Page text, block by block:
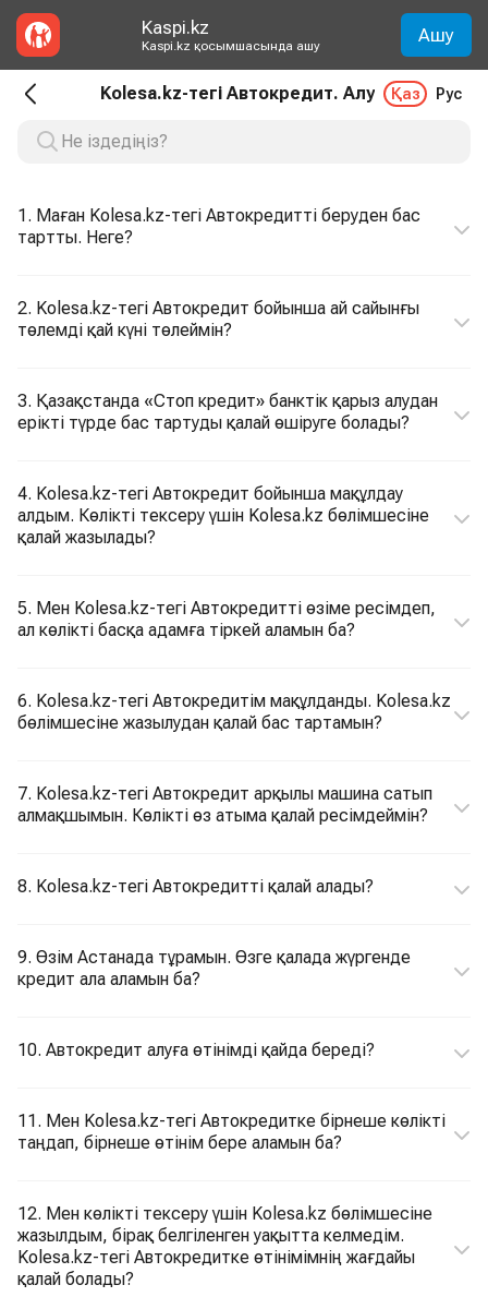
Kaspi.kz
Kaspi.kz қосымшасында ашу Ашу
Kolesa.kz-тегі Автокредит. Алу Қаз Рус
1. Маған Kolesa.kz-тегі Автокредитті беруден бас
тартты. Неге?
2. Kolesa.kz-тегі Автокредит бойынша ай сайынғы
төлемді қай күні төлеймін?
3. Қазақстанда «Стоп кредит» банктік қарыз алудан
ерікті түрде бас тартуды қалай өшіруге болады?
4. Kolesa.kz-тегі Автокредит бойынша мақұлдау
алдым. Көлікті тексеру үшін Kolesa.kz бөлімшесіне
қалай жазылады?
5. Мен Kolesa.kz-тегі Автокредитті өзіме ресімдеп,
ал көлікті басқа адамға тіркей аламын ба?
6. Kolesa.kz-тегі Автокредитім мақұлданды. Kolesa.kz
бөлімшесіне жазылудан қалай бас тартамын?
7. Kolesa.kz-тегі Автокредит арқылы машина сатып
алмақшымын. Көлікті өз атыма қалай ресімдеймін?
8. Kolesa.kz-тегі Автокредитті қалай алады?
9. Өзім Астанада тұрамын. Өзге қалада жүргенде
кредит ала аламын ба?
10. Автокредит алуға өтінімді қайда береді?
11. Мен Kolesa.kz-тегі Автокредитке бірнеше көлікті
таңдап, бірнеше өтінім бере аламын ба?
12. Мен көлікті тексеру үшін Kolesa.kz бөлімшесіне
жазылдым, бірақ белгіленген уақытта келмедім.
Kolesa.kz-тегі Автокредитке өтінімімнің жағдайы
қалай болады?